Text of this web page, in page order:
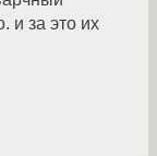
и за это их